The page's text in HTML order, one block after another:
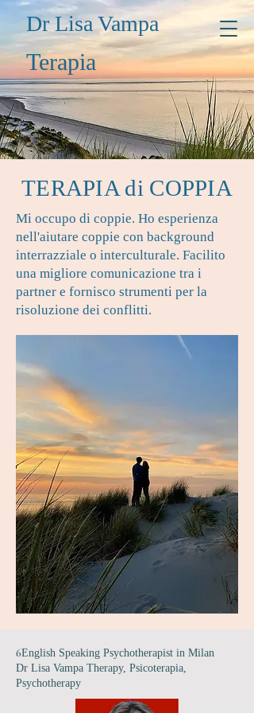
Dr Lisa Vampa
Terapia
TERAPIA di COPPIA
Mi occupo di coppie. Ho esperienza
nell'aiutare coppie con background
interrazziale o interculturale. Facilito
una migliore comunicazione tra i
partner e fornisco strumenti per la
risoluzione dei conflitti.
6English Speaking Psychotherapist in Milan
Dr Lisa Vampa Therapy, Psicoterapia,
Psychotherapy